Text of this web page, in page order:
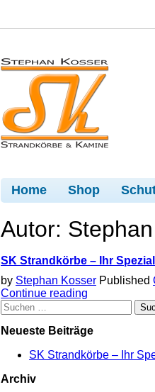
Home Shop
Autor:
SK Strandkörbe – Ihr
by Stephan Kosser Published
Continue reading
Strandkörbe
–
Ihr
für
Suchen
nach:
Neueste Beiträge
SK Strandkörbe – Ihr
Archiv